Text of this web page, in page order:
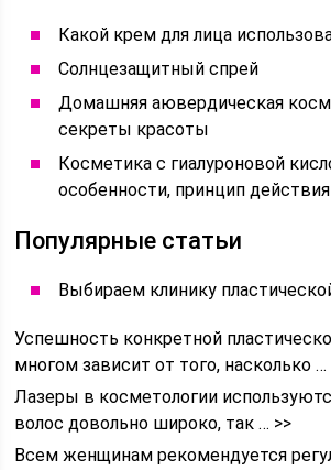
Какой крем для лица
Солнцезащитный спрей
Домашняя аювердическая
секреты красоты
Косметика с гиалуроновой
особенности, принцип действия
Популярные статьи
Выбираем клинику
Успешность конкретной
многом зависит от того, насколько …
Лазеры в косметологии
волос довольно широко, так … >>
Всем женщинам рекомендуется